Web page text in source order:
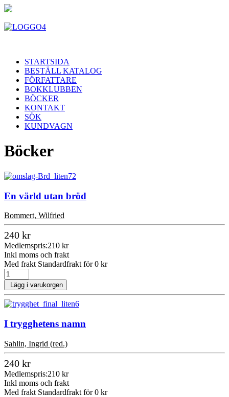
STARTSIDA
BESTÄLL KATALOG
FÖRFATTARE
BOKKLUBBEN
BÖCKER
KONTAKT
SÖK
KUNDVAGN
Böcker
En värld utan bröd
Bommert, Wilfried
240 kr
Medlemspris:210 kr
Inkl moms och frakt
Med frakt Standardfrakt för 0 kr
Lägg i varukorgen
I trygghetens namn
Sahlin, Ingrid (red.)
240 kr
Medlemspris:210 kr
Inkl moms och frakt
Med frakt Standardfrakt för 0 kr